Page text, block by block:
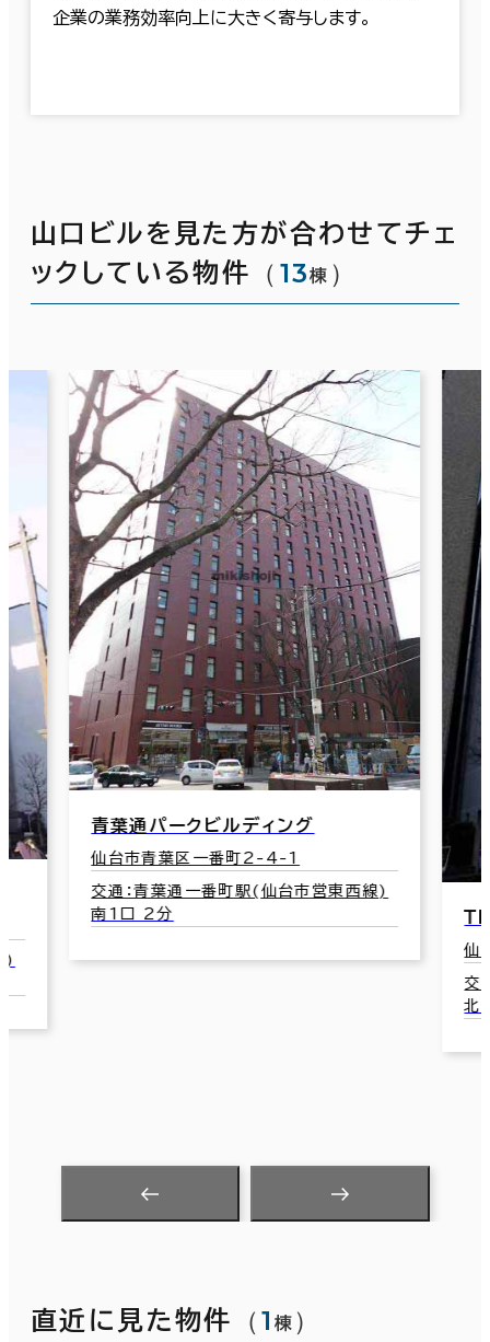
企業の業務効率向上に大きく寄与します。
山口ビルを見た方が合わせてチェ
ックしている物件
（ 13棟 ）
)
青葉通パークビルディング
仙台市青葉区一番町2-4-1
交通：青葉通一番町駅(仙台市営東西線)
南1口 2分
Ｔ
仙
交
北
直近に見た物件 （1 棟 ）